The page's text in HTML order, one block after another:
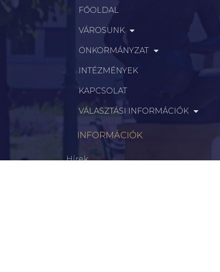
FŐOLDAL
VÁROSUNK
ÖNKORMÁNYZAT
INTÉZMÉNYEK
KAPCSOLAT
VÁLASZTÁSI INFORMÁCIÓK
INFORMÁCIÓK
Hírek